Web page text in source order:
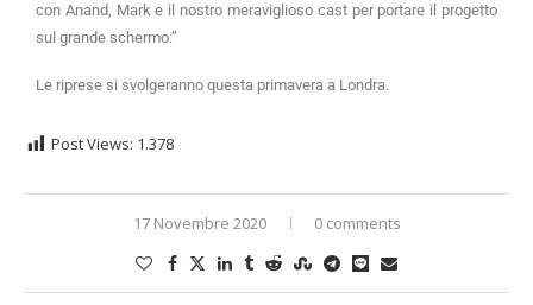
con Anand, Mark e il nostro meraviglioso cast per portare il progetto
sul grande schermo.”
Le riprese si svolgeranno questa primavera a Londra.
Post Views: 1.378
17 Novembre 2020 0 comments